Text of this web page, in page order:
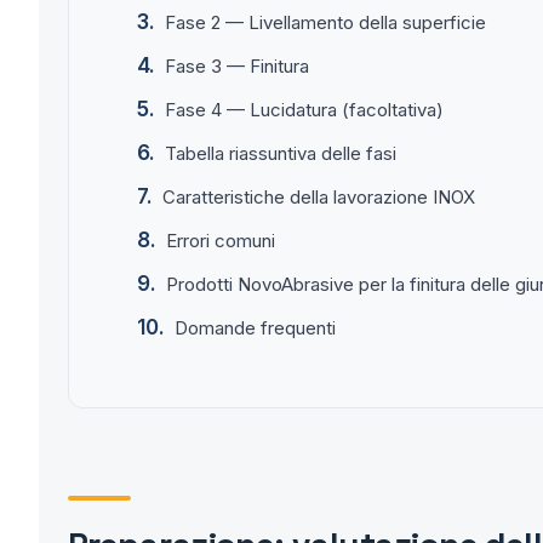
Fase 2 — Livellamento della superficie
Fase 3 — Finitura
Fase 4 — Lucidatura (facoltativa)
Tabella riassuntiva delle fasi
Caratteristiche della lavorazione INOX
Errori comuni
Prodotti NovoAbrasive per la finitura delle
Domande frequenti